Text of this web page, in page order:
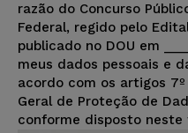
razão do Concurso
Federal, regido pelo Edital
publicado no DOU em
meus dados pessoais e
acordo com os artigos 7º
Geral de Proteção de
conforme disposto neste